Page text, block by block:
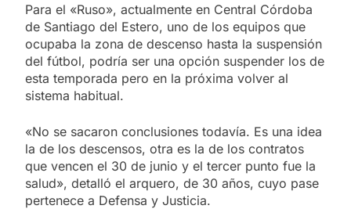
Para el «Ruso», actualmente en Central Córdoba
de Santiago del Estero, uno de los equipos que
ocupaba la zona de descenso hasta la suspensión
del fútbol, podría ser una opción suspender los de
esta temporada pero en la próxima volver al
sistema habitual.
«No se sacaron conclusiones todavía. Es una idea
la de los descensos, otra es la de los contratos
que vencen el 30 de junio y el tercer punto fue la
salud», detalló el arquero, de 30 años, cuyo pase
pertenece a Defensa y Justicia.